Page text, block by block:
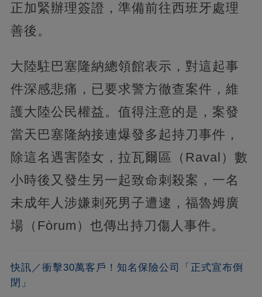
正加緊辦理簽證，準備前往西班牙處理
善後。
大陸駐巴塞隆納總領館表示，對這起事
件深感悲痛，已要求警方徹查案件，維
護大陸公民權益。值得注意的是，案發
當天巴塞隆納接連爆發多起持刀事件，
除這名遇害陸女，拉瓦爾區（Raval）數
小時後又發生另一起致命刺殺案，一名
未成年人涉嫌刺死男子遭逮，福魯姆廣
場（Fòrum）也傳出持刀傷人事件。
快訊／衝擊30萬客戶！知名保險公司「正式宣布倒
閉」